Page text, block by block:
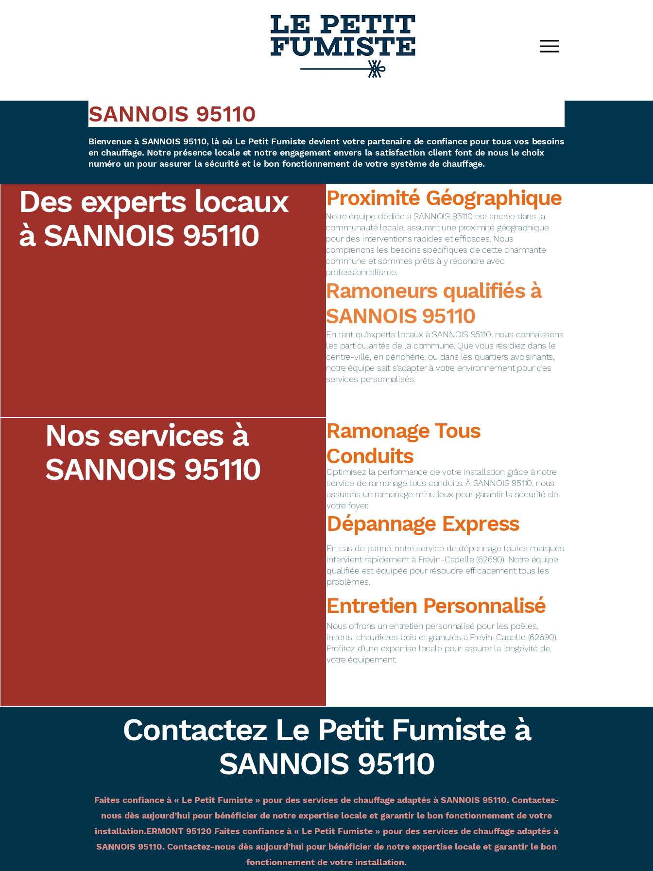
SANNOIS 95110
Bienvenue à SANNOIS 95110, là où Le Petit Fumiste devient votre partenaire de confiance pour tous vos besoins
en chauffage. Notre présence locale et notre engagement envers la satisfaction client font de nous le choix
numéro un pour assurer la sécurité et le bon fonctionnement de votre système de chauffage.
Des experts locaux
à SANNOIS 95110
Proximité Géographique
​Notre équipe dédiée à SANNOIS 95110 est ancrée dans la
communauté locale, assurant une proximité géographique
pour des interventions rapides et efficaces. Nous
comprenons les besoins spécifiques de cette charmante
commune et sommes prêts à y répondre avec
professionnalisme.
​​​​Ramoneurs qualifiés à
SANNOIS 95110
En tant qu’experts locaux à SANNOIS 95110, nous connaissons
les particularités de la commune. Que vous résidiez dans le
centre-ville, en périphérie, ou dans les quartiers avoisinants,
notre équipe sait s’adapter à votre environnement pour des
services personnalisés.
Nos services à
SANNOIS 95110
Ramonage Tous
Conduits
Optimisez la performance de votre installation grâce à notre
service de ramonage tous conduits. À SANNOIS 95110, nous
assurons un ramonage minutieux pour garantir la sécurité de
votre foyer.
Dépannage Express
En cas de panne, notre service de dépannage toutes marques
intervient rapidement à Frevin-Capelle (62690). Notre équipe
qualifiée est équipée pour résoudre efficacement tous les
problèmes.
Entretien Personnalisé
Nous offrons un entretien personnalisé pour les poêles,
inserts, chaudières bois et granulés à Frevin-Capelle (62690).
Profitez d’une expertise locale pour assurer la longévité de
votre équipement.
Contactez Le Petit Fumiste à
SANNOIS 95110
Faites confiance à « Le Petit Fumiste » pour des services de chauffage adaptés à SANNOIS 95110. Contactez-
nous dès aujourd’hui pour bénéficier de notre expertise locale et garantir le bon fonctionnement de votre
installation.ERMONT 95120 Faites confiance à « Le Petit Fumiste » pour des services de chauffage adaptés à
SANNOIS 95110. Contactez-nous dès aujourd’hui pour bénéficier de notre expertise locale et garantir le bon
fonctionnement de votre installation.